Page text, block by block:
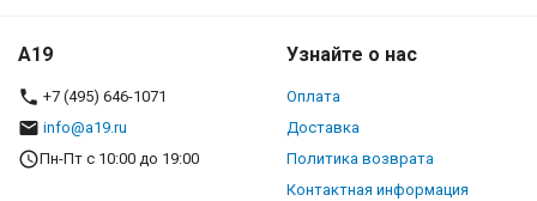
A19
+7 (495) 646-1071
info@a19.ru
Пн-Пт с 10:00 до 19:00
Узнайте о нас
Оплата
Доставка
Политика возврата
Контактная информация